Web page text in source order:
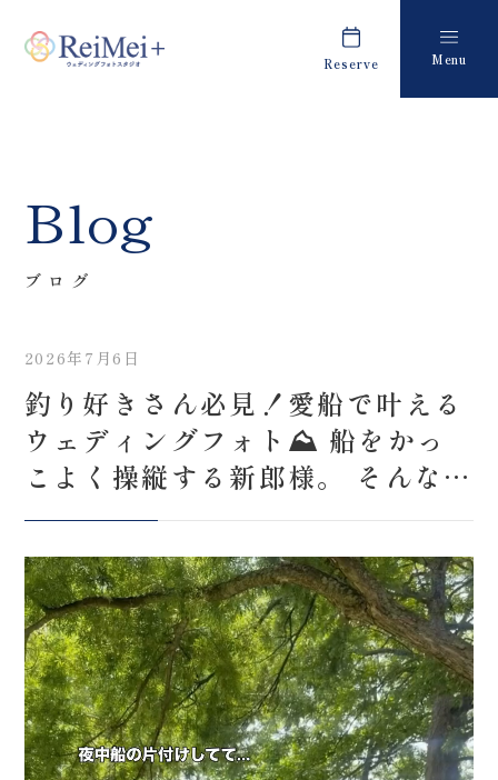
Reserve Menu
来店のご予約
お問い合わせ
Costume
衣装
About us
Retouch
フォトレタッチ
Studio
スタジオ紹介
キャンペーン・お知らせ
Blog
ブログ
プライバシーポリシー
Blog
ブログ
2026年7月6日
釣り好きさん必見！愛船で叶える
ウェディングフォト⛰️ 船をかっ
こよく操縦する新郎様。 そんな姿
を優しく見つめる新婦様。 おふた
りと過ごす時間、楽しかったなぁ
🤍 撮影中、新郎様の 「両足に釣
り針が刺さったことがありまし
て…」 という衝撃エピソードが
その話に冷静にツッコミを入れる
新婦様も最高でした（笑） ウェデ
ィングフォトは、 おふたりらしさ
動
画
プ
レ
ー
ヤ
ー